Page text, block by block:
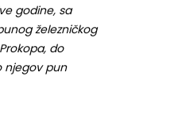
godine, sa
železničkog
do
njegov pun